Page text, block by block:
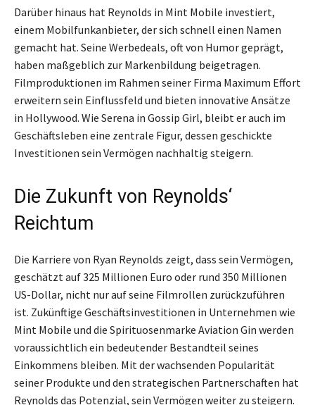
Darüber hinaus hat Reynolds in Mint Mobile investiert,
einem Mobilfunkanbieter, der sich schnell einen Namen
gemacht hat. Seine Werbedeals, oft von Humor geprägt,
haben maßgeblich zur Markenbildung beigetragen.
Filmproduktionen im Rahmen seiner Firma Maximum Effort
erweitern sein Einflussfeld und bieten innovative Ansätze
in Hollywood. Wie Serena in Gossip Girl, bleibt er auch im
Geschäftsleben eine zentrale Figur, dessen geschickte
Investitionen sein Vermögen nachhaltig steigern.
Die Zukunft von Reynolds‘
Reichtum
Die Karriere von Ryan Reynolds zeigt, dass sein Vermögen,
geschätzt auf 325 Millionen Euro oder rund 350 Millionen
US-Dollar, nicht nur auf seine Filmrollen zurückzuführen
ist. Zukünftige Geschäftsinvestitionen in Unternehmen wie
Mint Mobile und die Spirituosenmarke Aviation Gin werden
voraussichtlich ein bedeutender Bestandteil seines
Einkommens bleiben. Mit der wachsenden Popularität
seiner Produkte und den strategischen Partnerschaften hat
Reynolds das Potenzial, sein Vermögen weiter zu steigern.